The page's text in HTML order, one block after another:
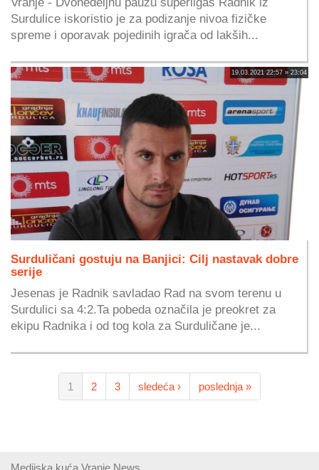
Surdulice iskoristio je za podizanje nivoa fizičke
spreme i oporavak pojedinih igrača od lakših...
19.03.2021 22:57 » 23:04
Surduličani gostuju na Banjici: Cilj nastavak dobre
serije
Jesenas je Radnik savladao Rad na svom terenu u
Surdulici sa 4:2.Ta pobeda označila je preokret za
ekipu Radnika i od tog kola za Surduličane je...
1 2 3 sledeća › poslednja »
Medijska kuća Vranje News